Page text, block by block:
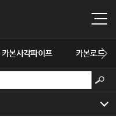
카본사각파이프 카본로드